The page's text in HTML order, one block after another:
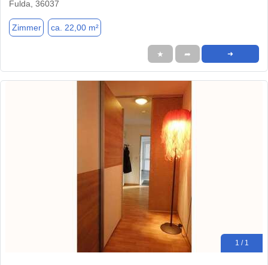
Fulda, 36037
Zimmer ca. 22,00 m²
★ ➦ ➜
1 / 1